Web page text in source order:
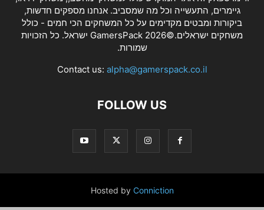
גיימרים, התעשייה וכל מה שמסביב. אנחנו מספקים חדשות,
ביקורות ומבטים מקדימים על כל המשחקים הכי חמים - כולל
משחקים ישראלים.©2026 GamersPack ישראל. כל הזכויות
שמורות.
Contact us: alpha@gamerspack.co.il
FOLLOW US
Hosted by Conniction